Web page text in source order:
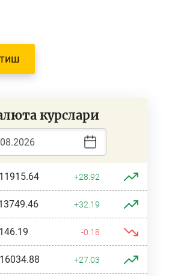
курслари
+28.92
+32.19
-0.18
+27.03